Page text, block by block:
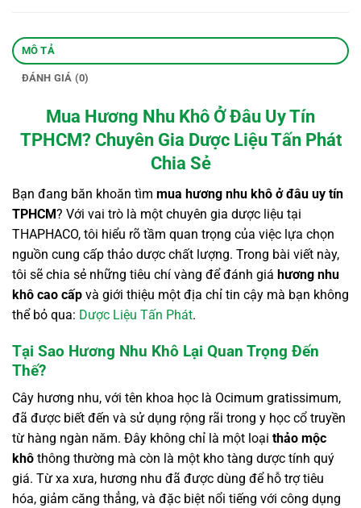
MÔ TẢ
ĐÁNH GIÁ (0)
Mua Hương Nhu Khô Ở Đâu Uy Tín
TPHCM? Chuyên Gia Dược Liệu Tấn Phát
Chia Sẻ
Bạn đang băn khoăn tìm mua hương nhu khô ở đâu uy tín
TPHCM? Với vai trò là một chuyên gia dược liệu tại
THAPHACO, tôi hiểu rõ tầm quan trọng của việc lựa chọn
nguồn cung cấp thảo dược chất lượng. Trong bài viết này,
tôi sẽ chia sẻ những tiêu chí vàng để đánh giá hương nhu
khô cao cấp và giới thiệu một địa chỉ tin cậy mà bạn không
thể bỏ qua: Dược Liệu Tấn Phát.
Tại Sao Hương Nhu Khô Lại Quan Trọng Đến
Thế?
Cây hương nhu, với tên khoa học là Ocimum gratissimum,
đã được biết đến và sử dụng rộng rãi trong y học cổ truyền
từ hàng ngàn năm. Đây không chỉ là một loại thảo mộc
khô thông thường mà còn là một kho tàng dược tính quý
giá. Từ xa xưa, hương nhu đã được dùng để hỗ trợ tiêu
hóa, giảm căng thẳng, và đặc biệt nổi tiếng với công dụng